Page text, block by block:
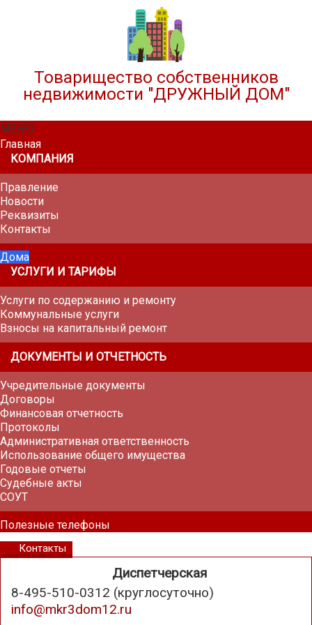
Товарищество собственников
недвижимости "ДРУЖНЫЙ ДОМ"
МЕНЮ
Главная
КОМПАНИЯ
Правление
Новости
Реквизиты
Контакты
Дома
УСЛУГИ И ТАРИФЫ
Услуги по содержанию и ремонту
Коммунальные услуги
Взносы на капитальный ремонт
ДОКУМЕНТЫ И ОТЧЕТНОСТЬ
Учредительные документы
Договоры
Финансовая отчетность
Протоколы
Административная ответственность
Использование общего имущества
Годовые отчеты
Судебные акты
СОУТ
Полезные телефоны
Контакты
Диспетчерская
8-495-510-0312 (круглосуточно)
info@mkr3dom12.ru